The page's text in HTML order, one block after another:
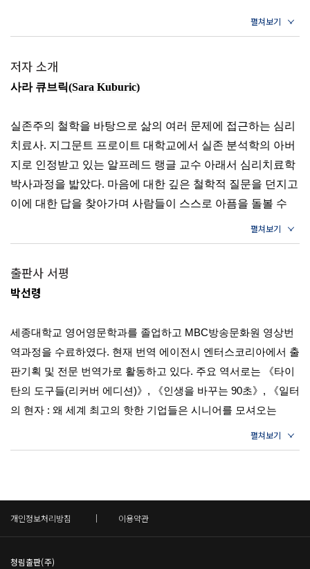
4장 자기 상실의 원인은 무엇인가
자기 삶의 주인공이 되어야 한다
자아 감각을 갖기 위한 전제 조건｜자아 유지를 방해하는 것
들｜모든 건 내게 달렸다
6장 내가 끝나고 타인이 시작되는 지점은 어디인가
자아의 윤곽: 경계란 무엇인가｜과잉 교정｜타인이 내 경계
3부 진짜 나를 찾기 위한 탐색
4부 나다운 삶의 시작
면서 살아가는 삶만 남게 될 것이다. 우리는 더 많은 걸 가질
--- 「1부, 1장 진정한 나를 잃어버린 지금」 중에서
비롯해 세상 속에서의 자기 존재가 자신의 본질에 대한 이해
를 공고히 한다. 신체, 문화, 역사, 상황은 우리를 형성할 뿐
아니라 우리의 본질을 결정하기도 한다. 이런 것들에도 불구
하고 존재하는 게 아니라 바로 이런 것들 때문에 내가 존재
하는 것이다. 나는 독특하다. 나의 본질은 지금 이 순간 내게
--- 「1부, 2장 모든 순간과 모든 결정이 나를 형성한다」 중
의미는 개인마다 다를 수 있고 날마다, 순간마다 다를 수도
니라 특정한 순간에 개인의 삶이 지닌 구체적인 의미다”라
고 썼다. 간단히 말해서 자기가 하는 모든 일의 의미를 인정
해야 한다. 의미는 우리가 지금 하고 있는 일(아이와 함께 그
림 그리기, 이 책 읽기, 친구와 대화하기)을 비롯해 모든 행동
에 영향을 미친다. 그리고 행동은 그 순간 ‘자아’가 어떤 사람
보다 작고 의미 있는 결정이 우리의 본질을 잘 드러낸다는
로 다른 이들을 불신하면서 스스로를 보호한 것이다. 자신의
저자 소개
사라 큐브릭(Sara Kuburic)
실존주의 철학을 바탕으로 삶의 여러 문제에 접근하는 심리
치료사. 지그문트 프로이트 대학교에서 실존 분석학의 아버
지로 인정받고 있는 알프레드 랭글 교수 아래서 심리치료학
박사과정을 밟았다. 마음에 대한 깊은 철학적 질문을 던지고
이에 대한 답을 찾아가며 사람들이 스스로 아픔을 돌볼 수
있도록 돕고 있다. 인스타그램을 통해 대중에 가까이 다가
가, 복잡한 실존적 사유를 실용적인 내용으로 바꾸고자 노력
헬스>, <가디언>, <버즈피드>, <야후뉴스>, <웰트>,
그녀의 업적을 다루기도 했다. 최근 더바디샵(The Body Sho
가로 활약하고 있다.
출판사 서평
박선령
세종대학교 영어영문학과를 졸업하고 MBC방송문화원 영상번
역과정을 수료하였다. 현재 번역 에이전시 엔터스코리아에서 출
판기획 및 전문 번역가로 활동하고 있다. 주요 역서로는 《타이
탄의 도구들(리커버 에디션)》, 《인생을 바꾸는 90초》, 《일터
의 현자 : 왜 세계 최고의 핫한 기업들은 시니어를 모셔오는
가?》, 《나는 이제 설득이 어렵지 않다》, 《성실함의 배신 : 목
적 없는 성실함이 당신을 망치고 있다》, 《어떻게 인생 목표를
개인정보처리방침 이용약관
청림출판(주)